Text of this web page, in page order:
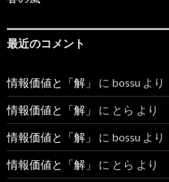
最近のコメント
情報価値と「解」 に bossu より
情報価値と「解」 に とら より
情報価値と「解」 に bossu より
情報価値と「解」 に とら より